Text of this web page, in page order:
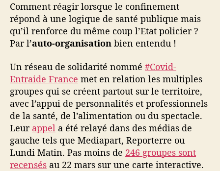
Comment réagir lorsque le confinement
répond à une logique de santé publique mais
qu’il renforce du même coup l’Etat policier ?
Par l’auto-organisation bien entendu !
Un réseau de solidarité nommé #Covid-
Entraide France met en relation les multiples
groupes qui se créent partout sur le territoire,
avec l’appui de personnalités et professionnels
de la santé, de l’alimentation ou du spectacle.
Leur appel a été relayé dans des médias de
gauche tels que Mediapart, Reporterre ou
Lundi Matin. Pas moins de 246 groupes sont
recensés au 22 mars sur une carte interactive.